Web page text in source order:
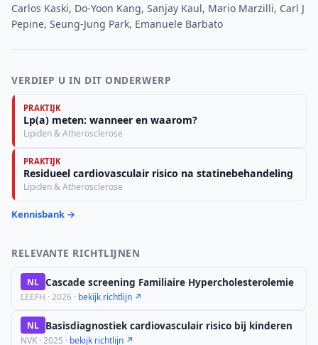
Carlos Kaski, Do-Yoon Kang, Sanjay Kaul, Mario Marzilli, Carl J
Pepine, Seung-Jung Park, Emanuele Barbato
VERDIEP U IN DIT ONDERWERP
PRAKTIJK
Lp(a) meten: wanneer en waarom?
Lipiden & Atherosclerose
PRAKTIJK
Residueel cardiovasculair risico na statinebehandeling
Lipiden & Atherosclerose
Kennisbank →
RELEVANTE RICHTLIJNEN
NL Cascade screening Familiaire Hypercholesterolemie
LEEFH · 2026 · bekijk richtlijn ↗
NL Basisdiagnostiek cardiovasculair risico bij kinderen
NVK · 2025 · bekijk richtlijn ↗